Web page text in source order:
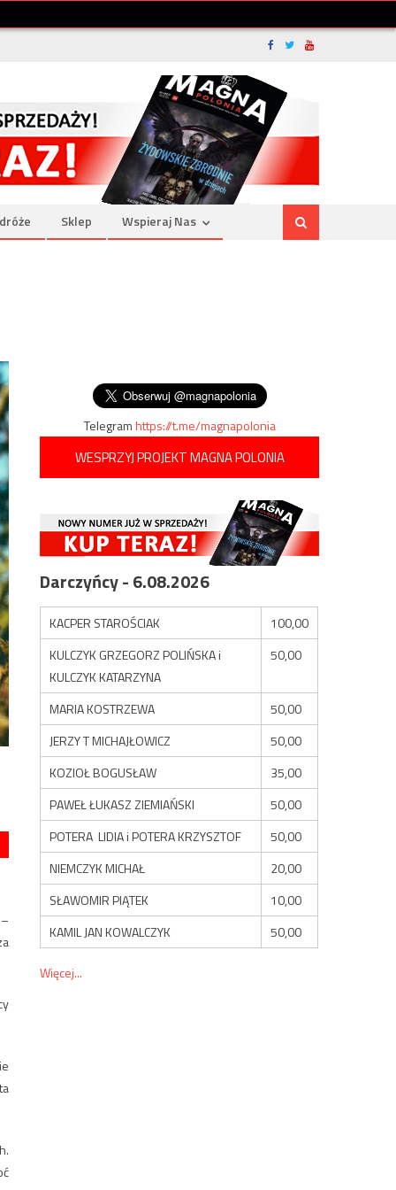
Sklep Wspieraj Nas
Telegramhttps://t.me/magnapolonia
WESPRZYJ PROJEKT MAGNA POLONIA
Darczyńcy - 6.08.2026
KACPER STAROŚCIAK
100,00
KULCZYK GRZEGORZ POLIŃSKA i
KULCZYK KATARZYNA
50,00
MARIA KOSTRZEWA
50,00
JERZY T MICHAJŁOWICZ
50,00
KOZIOŁ BOGUSŁAW
35,00
PAWEŁ ŁUKASZ ZIEMIAŃSKI
50,00
POTERA LIDIA i POTERA KRZYSZTOF
50,00
NIEMCZYK MICHAŁ
20,00
SŁAWOMIR PIĄTEK
10,00
KAMIL JAN KOWALCZYK
50,00
Więcej...